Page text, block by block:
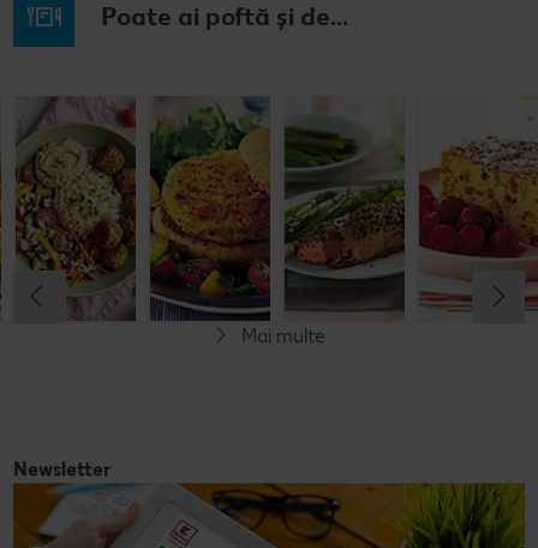
Poate ai poftă și de...
Prăjitură de
mere
nemțească
Cel mult 60 minute
Simplu
Chifteluțe cu
piure de
cartofi și
chives
Cel mult 60 minute
Simplu
Cel mult 60 minute
Simplu
crustă de
pesto
Cel mult 60 minute
Mai multe
Newsletter